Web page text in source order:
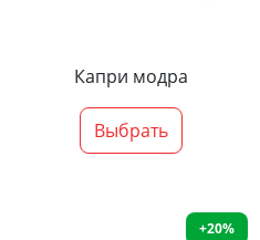
Капри модра
Выбрать
+20%